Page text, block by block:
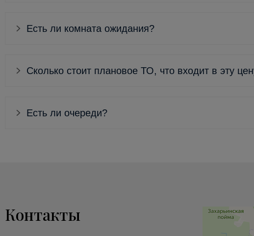
Есть ли комната ожидания?
Сколько стоит плановое ТО, что входит в эту
Есть ли очереди?
Контакты